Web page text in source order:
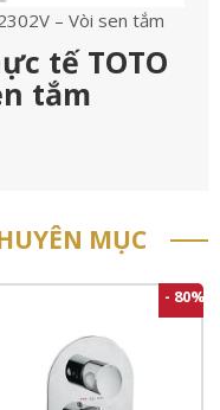
– Vòi sen tắm
tế TOTO
tắm
MỤC
- 80%